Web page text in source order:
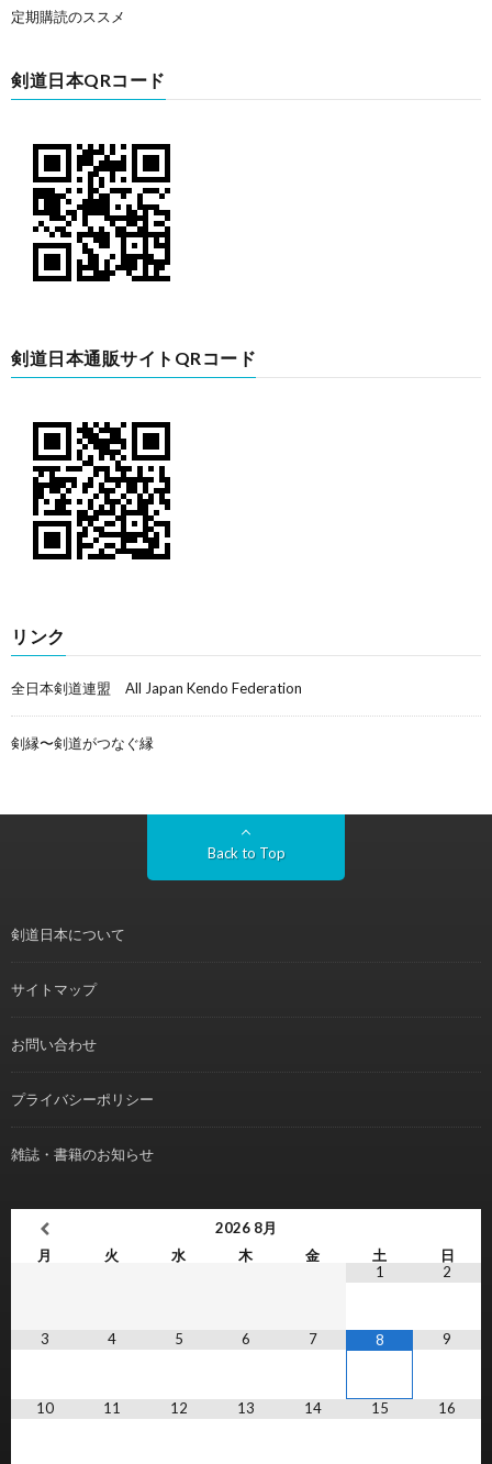
定期購読のススメ
剣道日本QRコード
剣道日本通販サイトQRコード
リンク
全日本剣道連盟 All Japan Kendo Federation
剣縁〜剣道がつなぐ縁
Back to Top
剣道日本について
サイトマップ
お問い合わせ
プライバシーポリシー
雑誌・書籍のお知らせ
2026 8月
月
火 水 木 金 土
日
1
2
3 4 5 6 7 8 9
10 11 12 13 14 15 16